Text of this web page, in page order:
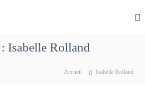
g Isabelle Rolland
Accueil Isabelle Rolland